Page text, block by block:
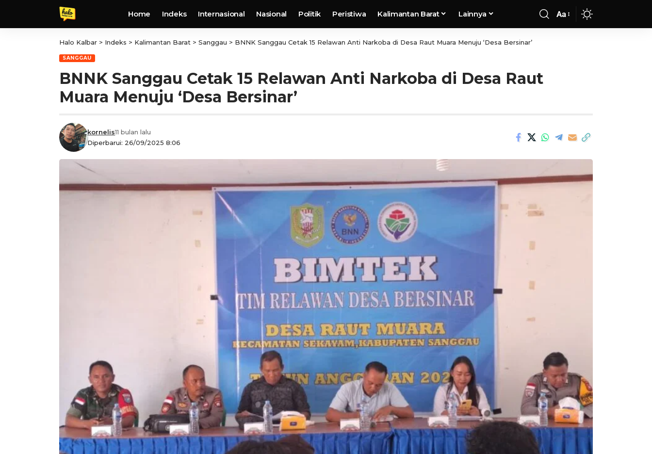
Home Indeks Internasional Nasional Politik Peristiwa Kalimantan Barat Lainnya Aa
Halo Kalbar > Indeks > Kalimantan Barat > Sanggau > BNNK Sanggau Cetak 15 Relawan Anti Narkoba di Desa Raut Muara Menuju ‘Desa Bersinar’
SANGGAU
BNNK Sanggau Cetak 15 Relawan Anti Narkoba di Desa Raut
Muara Menuju ‘Desa Bersinar’
Diperbarui: 26/09/2025 8:06
kornelis11 bulan lalu